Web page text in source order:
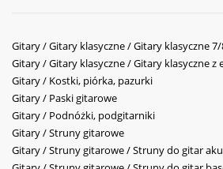
Gitary / Gitary klasyczne / Gitary klasyczne
Gitary / Gitary klasyczne / Gitary klasyczne z
Gitary / Kostki, piórka, pazurki
Gitary / Paski gitarowe
Gitary / Podnóżki, podgitarniki
Gitary / Struny gitarowe
Gitary / Struny gitarowe / Struny do gitar